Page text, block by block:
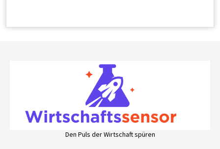
Den Puls der Wirtschaft spüren